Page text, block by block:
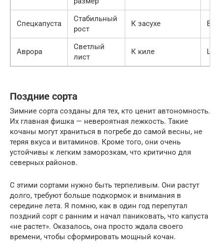
Спецкапуста
Стабильный
рост
К засухе
Аврора
Светлый
лист
К киле
Поздние сорта
Зимние сорта созданы для тех, кто ценит автономность.
Их главная фишка — невероятная лежкость. Такие
кочаны могут храниться в погребе до самой весны, не
теряя вкуса и витаминов. Кроме того, они очень
устойчивы к легким заморозкам, что критично для
северных районов.
С этими сортами нужно быть терпеливым. Они растут
долго, требуют больше подкормок и внимания в
середине лета. Я помню, как в один год перепутал
поздний сорт с ранним и начал паниковать, что капуста
«не растет». Оказалось, она просто ждала своего
времени, чтобы сформировать мощный кочан.